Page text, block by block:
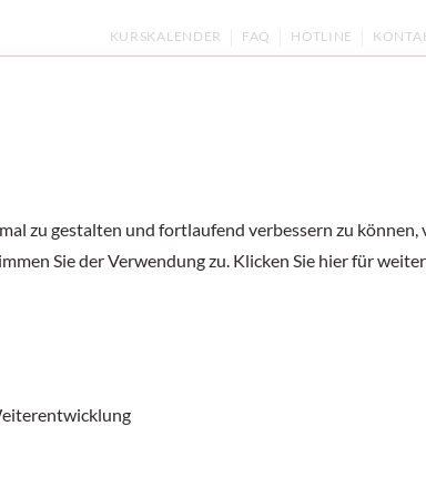
KURSKALENDER FAQ HOTLINE
für
zu gestalten und fortlaufend verbessern zu
Sie der Verwendung zu. Klicken Sie hier für